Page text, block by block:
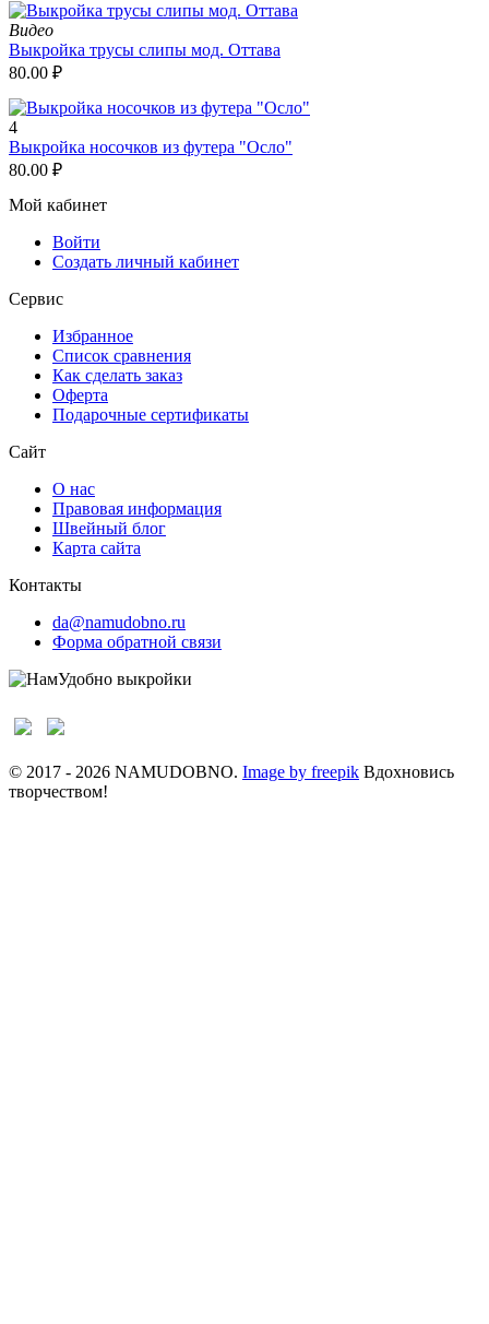
Видео
Выкройка трусы слипы мод. Оттава
80.00 ₽
4
Выкройка носочков из футера "Осло"
80.00 ₽
Мой кабинет
Войти
Создать личный кабинет
Сервис
Избранное
Список сравнения
Как сделать заказ
Оферта
Подарочные сертификаты
Сайт
О нас
Правовая информация
Швейный блог
Карта сайта
Контакты
da@namudobno.ru
Форма обратной связи
© 2017 - 2026 NAMUDOBNO. Image by freepik Вдохновись
творчеством!